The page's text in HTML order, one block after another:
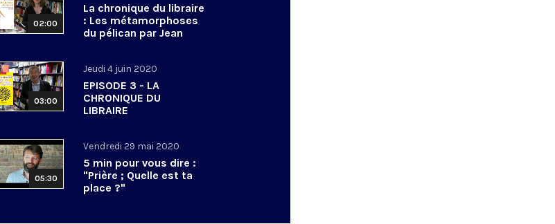
02:00
La chronique du libraire
: Les métamorphoses
du pélican par Jean
03:00
Jeudi 4 juin 2020
EPISODE 3 - LA
CHRONIQUE DU
LIBRAIRE
05:30
Vendredi 29 mai 2020
5 min pour vous dire :
"Prière ; Quelle est ta
place ?"